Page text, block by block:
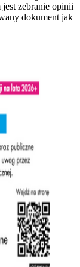
zebranie opinii
dokument jak